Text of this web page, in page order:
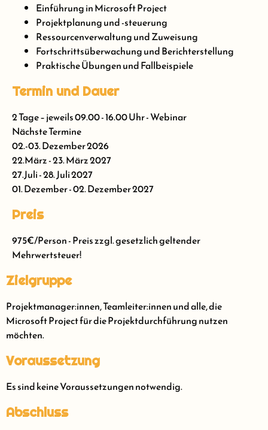
Einführung in Microsoft Project
Projektplanung und -steuerung
Ressourcenverwaltung und Zuweisung
Fortschrittsüberwachung und Berichterstellung
Praktische Übungen und Fallbeispiele
Termin und Dauer
2 Tage – jeweils 09.00 - 16.00 Uhr - Webinar
Nächste Termine
02.-03. Dezember 2026
22.März - 23. März 2027
27.Juli - 28. Juli 2027
01. Dezember - 02. Dezember 2027
Preis
975€/Person - Preis zzgl. gesetzlich geltender
Mehrwertsteuer!
Zielgruppe
Projektmanager:innen, Teamleiter:innen und alle, die
Microsoft Project für die Projektdurchführung nutzen
möchten.
Voraussetzung
Es sind keine Voraussetzungen notwendig.
Abschluss